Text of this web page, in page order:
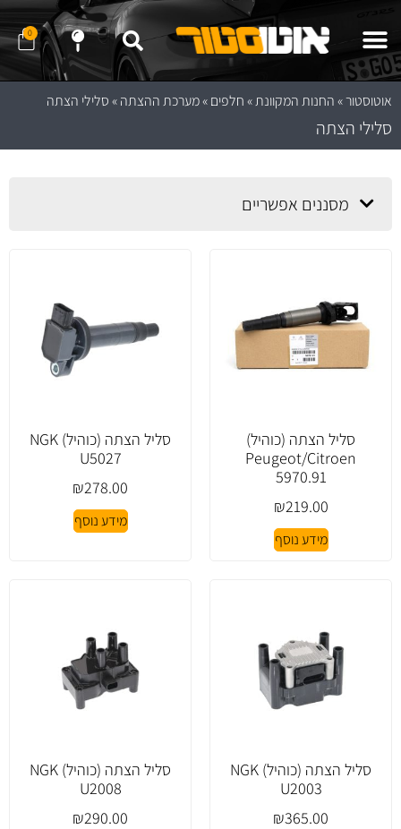
0
אוטוסטור»החנות המקוונת»חלפים»מערכת ההצתה»סלילי הצתה
סלילי הצתה
מסננים אפשריים
סליל הצתה (כוהיל)
Peugeot/Citroen
5970.91
₪219.00
מידע נוסף
סליל הצתה (כוהיל) NGK
U5027
₪278.00
מידע נוסף
סליל הצתה (כוהיל) NGK
U2003
₪365.00
סליל הצתה (כוהיל) NGK
U2008
₪290.00